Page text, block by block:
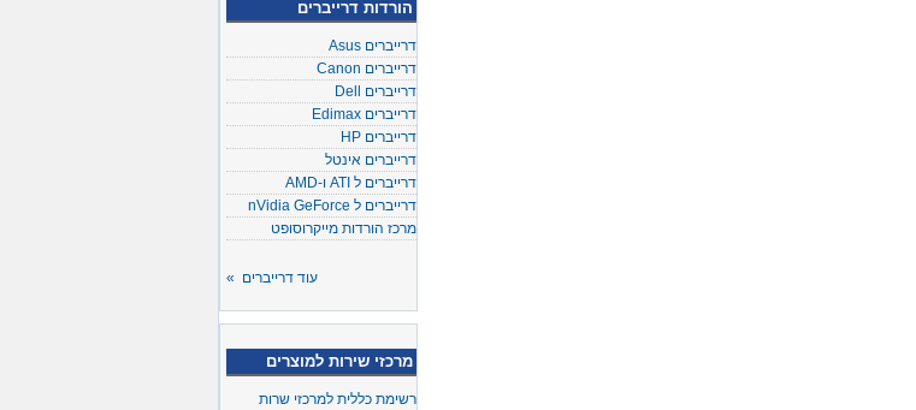
הורדות דרייברים
דרייברים Asus
דרייברים Canon
דרייברים Dell
דרייברים Edimax
דרייברים HP
דרייברים אינטל
דרייברים ל ATI ו-AMD
דרייברים ל nVidia GeForce
מרכז הורדות מייקרוסופט
עוד דרייברים »
מרכזי שירות למוצרים
רשימת כללית למרכזי שרות